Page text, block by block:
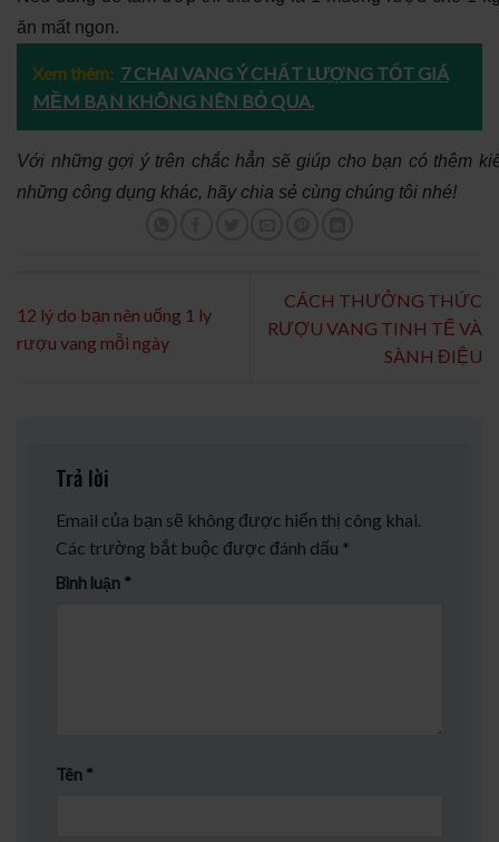
ăn mất ngon.
Xem thêm: 7 CHAI VANG Ý CHẤT LƯỢNG TỐT GIÁ
MỀM BẠN KHÔNG NÊN BỎ QUA.
Với những gợi ý trên chắc hẳn sẽ giúp cho bạn có thêm
những công dụng khác, hãy chia sẻ cùng chúng tôi nhé!
12 lý do bạn nên uống 1 ly
rượu vang mỗi ngày
CÁCH THƯỞNG THỨC
RƯỢU VANG TINH TẾ VÀ
SÀNH ĐIỆU
Trả lời
Email của bạn sẽ không được hiển thị công khai.
Các trường bắt buộc được đánh dấu *
Bình luận *
Tên *